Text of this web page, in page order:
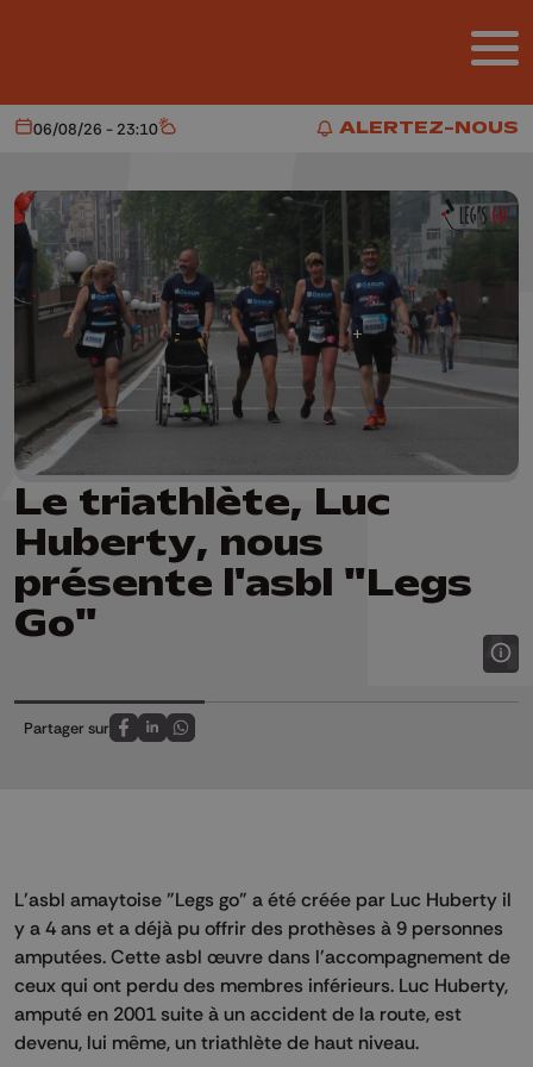
ALERTEZ-NOUS
ALERTEZ-NOUS
Aujourd'hui
06/08/26 - 23:10 Météo
Le triathlète, Luc
Huberty, nous
présente l'asbl "Legs
Go"
Partager sur
Partagez sur FaceBook
Partagez sur LinkedIn
Partagez sur Whatsapp
L'asbl amaytoise "Legs go" a été créée par Luc Huberty il
y a 4 ans et a déjà pu offrir des prothèses à 9 personnes
amputées. Cette asbl œuvre dans l'accompagnement de
ceux qui ont perdu des membres inférieurs. Luc Huberty,
amputé en 2001 suite à un accident de la route, est
devenu, lui même, un triathlète de haut niveau.